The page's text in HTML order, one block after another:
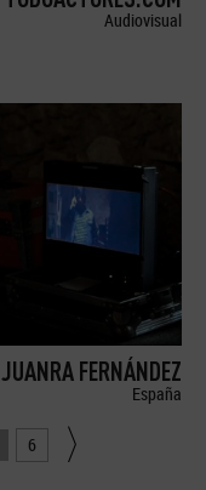
Audiovisual
JUANRA FERNÁNDEZ
España
6